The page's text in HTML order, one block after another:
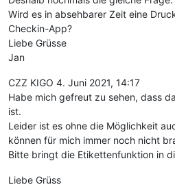
Wird es in absehbarer Zeit eine
Checkin-App?
Liebe Grüsse
Jan
CZZ KIGO 4. Juni 2021, 14:17
Habe mich gefreut zu sehen, dass
ist.
Leider ist es ohne die Möglichkeit
können für mich immer noch nicht
Bitte bringt die Etikettenfunktion in
Liebe Grüss